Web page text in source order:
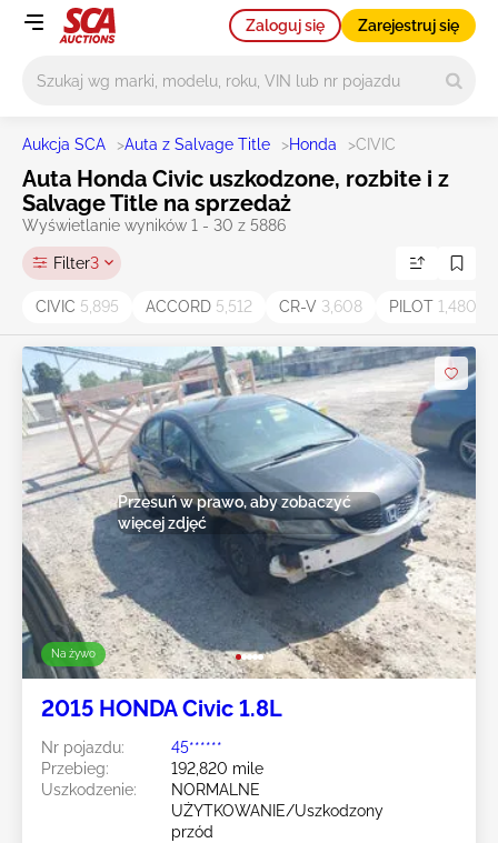
Zaloguj się Zarejestruj się
Aukcja SCA >Auta z Salvage Title >Honda >CIVIC
Auta Honda Civic uszkodzone, rozbite i z
Salvage Title na sprzedaż
Wyświetlanie wyników 1 - 30 z 5886
Filter3
CIVIC 5,895 ACCORD 5,512 CR-V 3,608 PILOT 1,480
Na żywo
Przesuń w prawo, aby zobaczyć
więcej zdjęć
2015 HONDA Civic 1.8L
Nr pojazdu:
45******
Przebieg:
192,820 mile
Uszkodzenie:
NORMALNE
UŻYTKOWANIE/Uszkodzony
przód